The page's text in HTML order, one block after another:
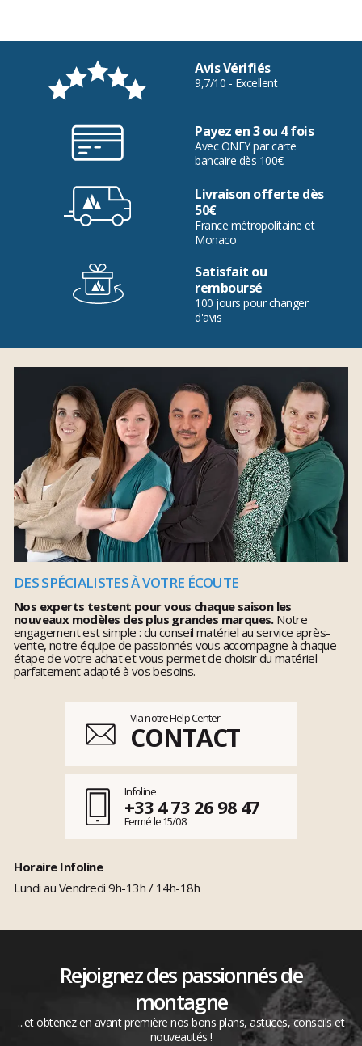
Avis Vérifiés
9,7/10 - Excellent
Payez en 3 ou 4 fois
Avec ONEY par carte
bancaire dès 100€
Livraison offerte dès
50€
France métropolitaine et
Monaco
Satisfait ou
remboursé
100 jours pour changer
d'avis
DES SPÉCIALISTES À VOTRE ÉCOUTE
Nos experts testent pour vous chaque saison les
nouveaux modèles des plus grandes marques.Notre
engagement est simple : du conseil matériel au service après-
vente, notre équipe de passionnés vous accompagne à chaque
étape de votre achat et vous permet de choisir du matériel
parfaitement adapté à vos besoins.
Via notre Help Center
CONTACT
Infoline
+33 4 73 26 98 47
Fermé le 15/08
Horaire Infoline
Lundi au Vendredi 9h-13h / 14h-18h
Rejoignez des passionnés de
montagne
...et obtenez en avant première nos bons plans, astuces, conseils et
nouveautés !